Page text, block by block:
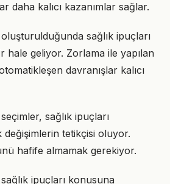
daha kalıcı kazanımlar sağlar.
sağlık ipuçları
hale geliyor. Zorlama ile yapılan
davranışlar kalıcı
sağlık ipuçları
tetikçisi oluyor.
hafife almamak gerekiyor.
ipuçları konusuna